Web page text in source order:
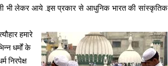
भी लेकर आये .इस प्रकार से आधुनिक भारत की सांस्कृतिक
हमारे
धर्मों के
निरपेक्ष